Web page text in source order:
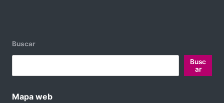
Buscar
Busc
ar
Mapa web